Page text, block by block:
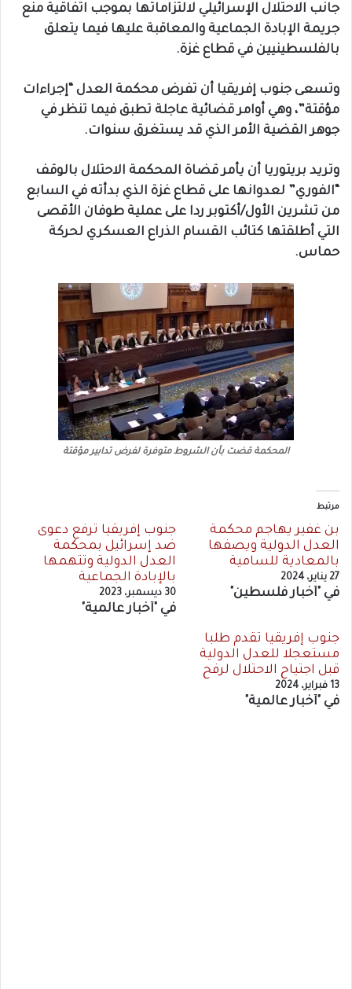
جانب الاحتلال الإسرائيلي لالتزاماتها بموجب اتفاقية منع
جريمة الإبادة الجماعية والمعاقبة عليها فيما يتعلق
بالفلسطينيين في قطاع غزة.
وتسعى جنوب إفريقيا أن تفرض محكمة العدل “إجراءات
مؤقتة”، وهي أوامر قضائية عاجلة تطبق فيما تنظر في
جوهر القضية الأمر الذي قد يستغرق سنوات.
وتريد بريتوريا أن يأمر قضاة المحكمة الاحتلال بالوقف
“الفوري” لعدوانها على قطاع غزة الذي بدأته في السابع
من تشرين الأول/أكتوبر ردا على عملية طوفان الأقصى
التي أطلقتها كتائب القسام الذراع العسكري لحركة
حماس.
المحكمة قضت بأن الشروط متوفرة لفرض تدابير مؤقتة
مرتبط
بن غفير يهاجم محكمة
العدل الدولية ويصفها
بالمعادية للسامية
27 يناير، 2024
في "أخبار فلسطين"
جنوب إفريقيا ترفع دعوى
ضد إسرائيل بمحكمة
العدل الدولية وتتهمها
بالإبادة الجماعية
30 ديسمبر، 2023
في "أخبار عالمية"
جنوب إفريقيا تقدم طلبا
مستعجلا للعدل الدولية
قبل اجتياح الاحتلال لرفح
13 فبراير، 2024
في "أخبار عالمية"